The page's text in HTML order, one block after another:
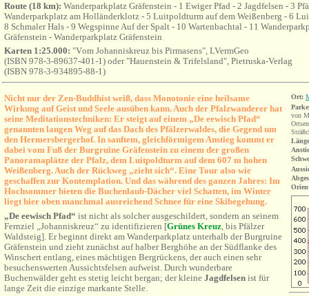
Route (18 km): Wanderparkplatz Gräfenstein - 1 Ewiger Pfad - 2 Jagdfelsen - 3
Wanderparkplatz am Holländerklotz - 5 Luitpoldturm auf dem Weißenberg - 6
8 Schmaler Hals - 9 Wegspinne Auf der Spalt - 10 Wartenbachtal - 11
Gräfenstein - Wanderparkplatz Gräfenstein
Karten 1:25.000: "Vom Johanniskreuz bis Pirmasens", LVermGeo
(ISBN 978-3-89637-401-1) oder "Hauenstein & Trifelsland", Pietruska-Verlag
(ISBN 978-3-934895-88-1)
Nicht nur der Zen-Buddhist weiß, dass Monotonie eine heilsame
Wirkung auf Geist und Seele ausüben kann. Auch der Pfalzwanderer hat
seine Meditationstechniken: Er steigt auf einem „De eewisch Pfad“
genannten langen Weg auf das Dach des Pfälzerwaldes, die Gegend um
den Hermersbergerhof. In sanftem, gleichförmigem Anstieg kommt er
dabei vom Fuß der Burgruine Gräfenstein zu einem der großen
Panoramaplätze der Pfalz, dem Luitpoldturm auf dem 607 m hohen
Weißenberg. Auch der Rückweg „zieht sich“. Eine Tour also wie
geschaffen zur Kontemplation. Und das während des ganzen Jahres: Im
Hochsommer bieten die Buchenlaub-Dächer viel Schatten, im Winter
liegt hier oben manchmal ausreichend Schnee für eine Skibegehung.
„De eewisch Pfad“ ist nicht als solcher ausgeschildert, sondern an seinem
Fernziel „Johanniskreuz“ zu identifizieren [Grünes Kreuz, bis Pfälzer
Waldsteig]. Er beginnt direkt am Wanderparkplatz unterhalb der Burgruine
Gräfenstein und zieht zunächst auf halber Berghöhe an der Südflanke des
Winschert entlang, eines mächtigen Bergrückens, der auch einen sehr
besuchenswerten Aussichtsfelsen aufweist. Durch wunderbare
Buchenwälder geht es stetig leicht bergan; der kleine Jagdfelsen ist für
lange Zeit die einzige markante Stelle.
Ort:
von